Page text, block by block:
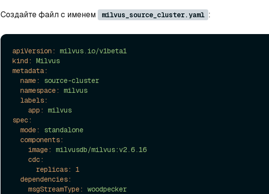
Создайте файл с именем milvus_source_cluster.yaml :
apiVersion:
milvus.io/v1beta1
kind:
Milvus
metadata:
name:
source-cluster
namespace:
milvus
labels:
app:
milvus
spec:
mode:
standalone
components:
image:
milvusdb/milvus:v2.6.16
cdc:
replicas:
1
dependencies:
msgStreamType:
woodpecker